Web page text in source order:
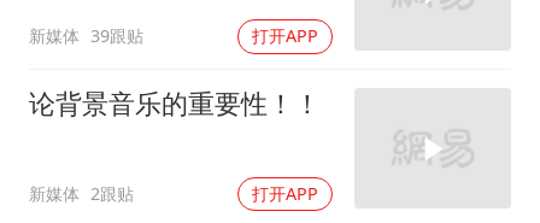
新媒体 39跟贴 打开APP
论背景音乐的重要性！！
新媒体 2跟贴 打开APP